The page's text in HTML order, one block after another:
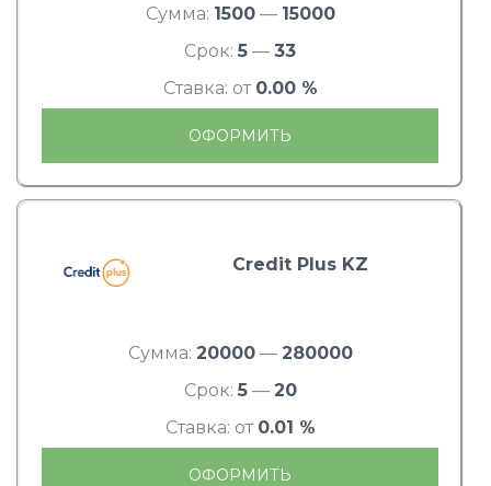
Сумма: 1500— 15000
Срок: 5 — 33
Ставка: от 0.00 %
ОФОРМИТЬ
Credit Plus KZ
Сумма: 20000— 280000
Срок: 5— 20
Ставка: от 0.01 %
ОФОРМИТЬ